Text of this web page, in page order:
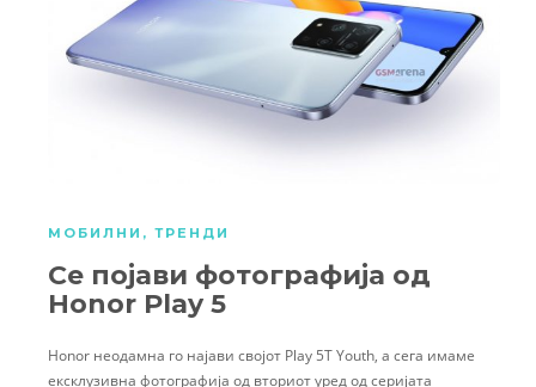
МОБИЛНИ , ТРЕНДИ
Се појави фотографија од
Honor Play 5
Honor неодамна го најави својот Play 5T Youth, а сега имаме
ексклузивна фотографија од вториот уред од серијата